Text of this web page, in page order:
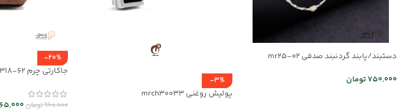
دستبند/پابند گردنبند صدفی mr25-02
750,000تومان
-3%
پولیش روغنی mrch30033
-20%
جاکارتی چرم mrc1318-62
960,000تومان